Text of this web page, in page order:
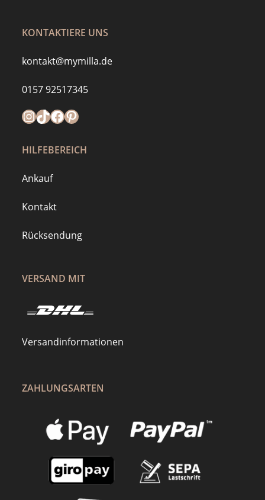
KONTAKTIERE UNS
kontakt@mymilla.de
0157 92517345
Instagram
https://www.tiktok.com/@mymilla.de
Facebook
Pinterest
HILFEBEREICH
Ankauf
Kontakt
Rücksendung
VERSAND MIT
Versandinformationen
ZAHLUNGSARTEN